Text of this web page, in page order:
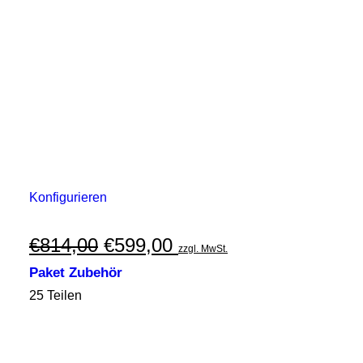
Konfigurieren
€814,00 Ursprünglicher
Preis
€599,00Aktueller
zzgl. MwSt.
Paket Zubehör
25 Teilen